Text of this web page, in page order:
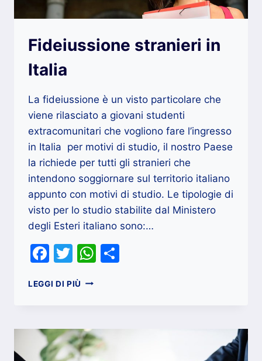
Fideiussione stranieri in
Italia
La fideiussione è un visto particolare che
viene rilasciato a giovani studenti
extracomunitari che vogliono fare l’ingresso
in Italia per motivi di studio, il nostro Paese
la richiede per tutti gli stranieri che
intendono soggiornare sul territorio italiano
appunto con motivi di studio. Le tipologie di
visto per lo studio stabilite dal Ministero
degli Esteri italiano sono:…
Facebook
TwitterWhatsApp
LEGGI DI PIÙ FIDEIUSSIONE